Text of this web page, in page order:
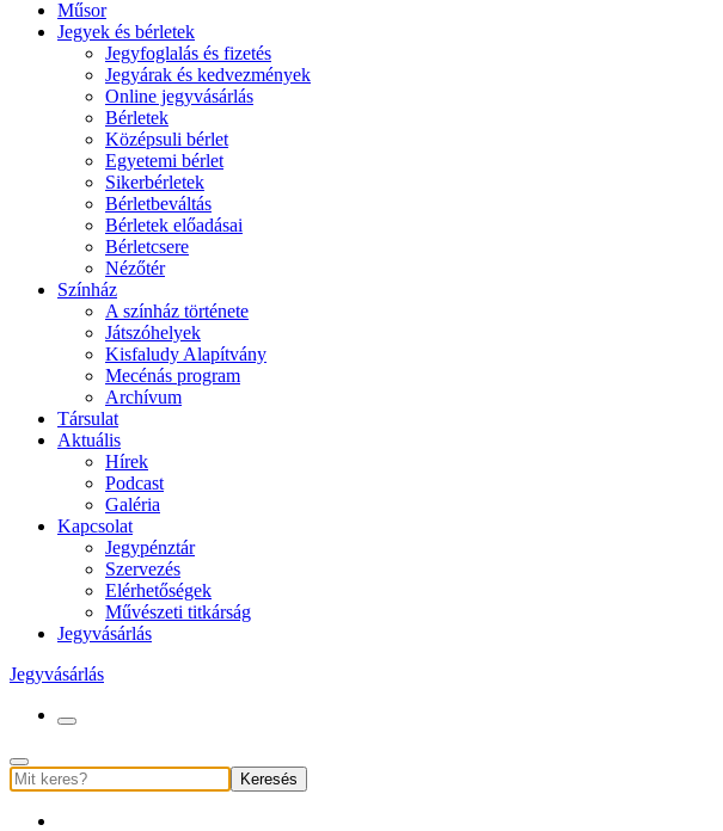
Műsor
Jegyek és bérletek
Jegyfoglalás és fizetés
Jegyárak és kedvezmények
Online jegyvásárlás
Bérletek
Középsuli bérlet
Egyetemi bérlet
Sikerbérletek
Bérletbeváltás
Bérletek előadásai
Bérletcsere
Nézőtér
Színház
A színház története
Játszóhelyek
Kisfaludy Alapítvány
Mecénás program
Archívum
Társulat
Aktuális
Hírek
Podcast
Galéria
Kapcsolat
Jegypénztár
Szervezés
Elérhetőségek
Művészeti titkárság
Jegyvásárlás
Jegyvásárlás
Keresés